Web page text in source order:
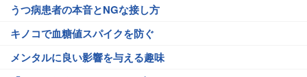
うつ病患者の本音とNGな接し方
キノコで血糖値スパイクを防ぐ
メンタルに良い影響を与える趣味